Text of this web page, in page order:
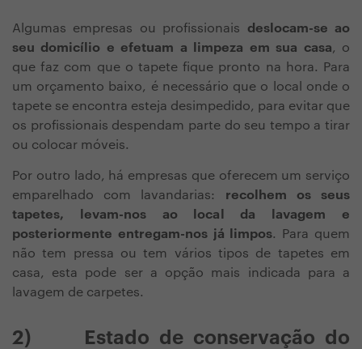
Algumas empresas ou profissionais deslocam-se ao
seu domicílio e efetuam a limpeza em sua casa, o
que faz com que o tapete fique pronto na hora. Para
um orçamento baixo, é necessário que o local onde o
tapete se encontra esteja desimpedido, para evitar que
os profissionais despendam parte do seu tempo a tirar
ou colocar móveis.
Por outro lado, há empresas que oferecem um serviço
emparelhado com lavandarias: recolhem os seus
tapetes, levam-nos ao local da lavagem e
posteriormente entregam-nos já limpos. Para quem
não tem pressa ou tem vários tipos de tapetes em
casa, esta pode ser a opção mais indicada para a
lavagem de carpetes.
2)
Estado de conservação do